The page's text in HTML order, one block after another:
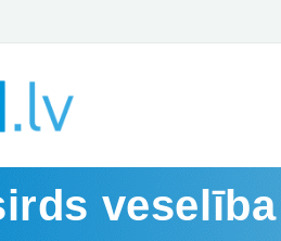
veselība